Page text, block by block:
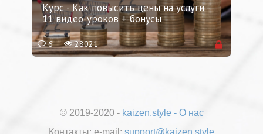
Курс - Как повысить цены на услуги -
11 видео-уроков + бонусы
6 28021
© 2019-2020 - kaizen.style- О нас
Контакты: е-mail: support@kaizen.style